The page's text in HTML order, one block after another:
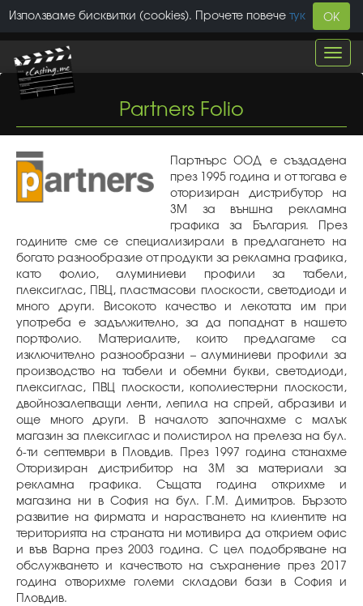
Използваме бисквитки (cookies). Прочете повече тук OK
Partners Folio
Партнърс ООД е създадена
през 1995 година и от тогава е
оторизиран дистрибутор на
3M за външна рекламна
графика за България. През
годините сме се специализирали в предлагането на
богато разнообразие от продукти за рекламна графика,
като фолио, алуминиеви профили за табели,
плексиглас, ПВЦ, пластмасови плоскости, светодиоди и
много други. Високото качество и лекотата им при
употреба е задължително, за да попаднат в нашето
портфолио. Материалите, които предлагаме са
изключително разнообразни – алуминиеви профили за
производство на табели и обемни букви, светодиоди,
плексиглас, ПВЦ плоскости, кополиестерни плоскости,
двойнозалепващи ленти, лепила на спрей, абразиви и
още много други. В началото започнахме с малък
магазин за плексиглас и полистирол на прелеза на бул.
6-ти септември в Пловдив. През 1997 година станахме
Оторизиран дистрибитор на 3М за материали за
рекламна графика. Същата година открихме и
магазина ни в София на бул. Г.М. Димитров. Бързото
развитие на фирмата и нарастването на клиентите на
територията на страната ни мотивира да открием офис
и във Варна през 2003 година. С цел подобряване на
обслужването и качеството на съхранение през 2017
година отворихме големи складови бази в София и
Пловдив.